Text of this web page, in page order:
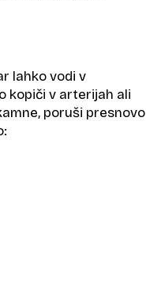
lahko vodi v
kopiči v arterijah ali
poruši presnovo